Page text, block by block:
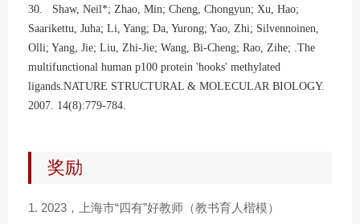
30. Shaw, Neil*; Zhao, Min; Cheng, Chongyun; Xu, Hao;
Saarikettu, Juha; Li, Yang; Da, Yurong; Yao, Zhi; Silvennoinen,
Olli; Yang, Jie; Liu, Zhi-Jie; Wang, Bi-Cheng; Rao, Zihe; .The
multifunctional human p100 protein 'hooks' methylated
ligands.NATURE STRUCTURAL & MOLECULAR BIOLOGY.
2007. 14(8):779-784.
奖励
1. 2023，上海市“四有”好教师（教书育人楷模）